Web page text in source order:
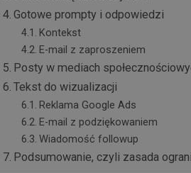
Gotowe prompty i odpowiedzi
Kontekst
E-mail z zaproszeniem
Posty w mediach
Tekst do wizualizacji
Reklama Google Ads
E-mail z podziękowaniem
Wiadomość followup
Podsumowanie, czyli zasada